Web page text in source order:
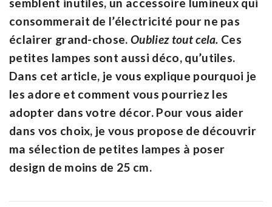
consommerait de l’électricité pour ne pas
éclairer grand-chose.Oubliez tout cela. Ces
petites lampes sont aussi déco, qu’utiles.
Dans cet article, je vous explique pourquoi je
les adore et comment vous pourriez les
adopter dans votre décor. Pour vous aider
dans vos choix, je vous propose de découvrir
ma sélection de petites lampes à poser
design de moins de 25 cm.